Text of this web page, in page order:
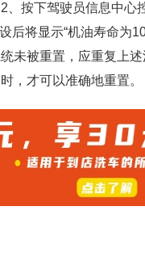
、按下驾驶员信息中心
后将显示“机油寿命为
未被重置，应重复上
，才可以准确地重置。